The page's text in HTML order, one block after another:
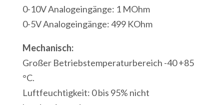
Modbus/ASCII
1
USB-
Anschluss
Menge
0-10V Analogeingänge: 1 MOhm
0-5V Analogeingänge: 499 KOhm
Mechanisch:
Großer Betriebstemperaturbereich -40 +85
°C.
Luftfeuchtigkeit: 0 bis 95% nicht